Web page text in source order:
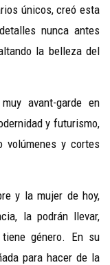
únicos, creó esta
nunca antes
la belleza del
avant-garde en
y futurismo,
volúmenes y cortes
y la mujer de hoy,
la podrán llevar,
género. En su
para hacer de la